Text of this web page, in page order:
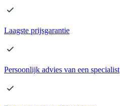
Laagste prijsgarantie
Persoonlijk advies van een specialist